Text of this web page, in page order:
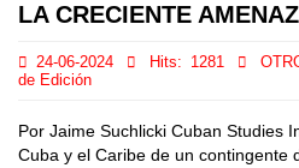
LA CRECIENTE
24-06-2024 Hits: 1281
de Edición
Por Jaime Suchlicki Cuban Studies
Cuba y el Caribe de un contingente